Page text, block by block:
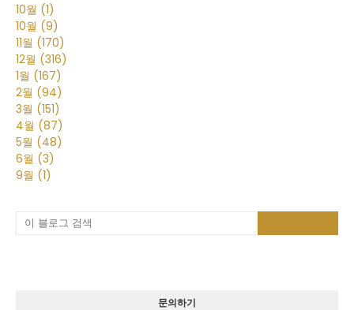
10월 (1)
10월 (9)
11월 (170)
12월 (316)
1월 (167)
2월 (94)
3월 (151)
4월 (87)
5월 (48)
6월 (3)
9월 (1)
문의하기